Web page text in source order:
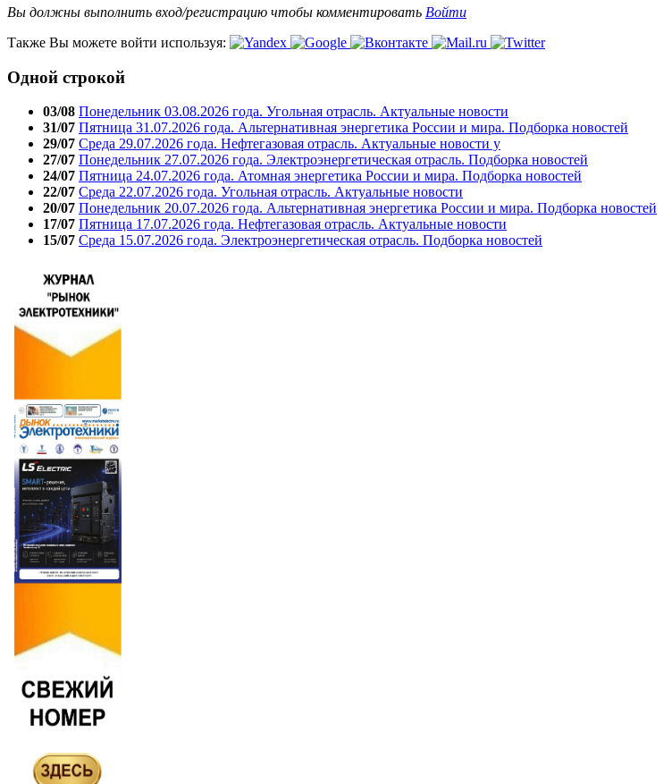
Вы должны выполнить вход/регистрацию чтобы комментировать Войти
Также Вы можете войти используя:
Одной строкой
03/08 Понедельник 03.08.2026 года. Угольная отрасль. Актуальные новости
31/07 Пятница 31.07.2026 года. Альтернативная энергетика России и мира. Подборка новостей
29/07 Среда 29.07.2026 года. Нефтегазовая отрасль. Актуальные новости у
27/07 Понедельник 27.07.2026 года. Электроэнергетическая отрасль. Подборка новостей
24/07 Пятница 24.07.2026 года. Атомная энергетика России и мира. Подборка новостей
22/07 Среда 22.07.2026 года. Угольная отрасль. Актуальные новости
20/07 Понедельник 20.07.2026 года. Альтернативная энергетика России и мира. Подборка новостей
17/07 Пятница 17.07.2026 года. Нефтегазовая отрасль. Актуальные новости
15/07 Среда 15.07.2026 года. Электроэнергетическая отрасль. Подборка новостей